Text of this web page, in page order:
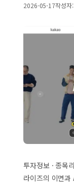
2026-05-17작성자:
투자정보 · 종목
라이즈의 이면